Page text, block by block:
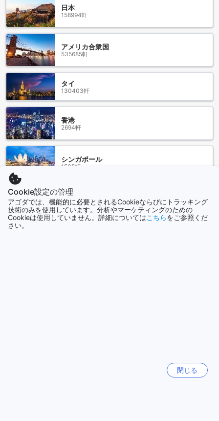
タカーサービスもご利用いただけるため、アレキパの美しい
景色を自分のペースで楽しむことが可能です。ホテル クリス
マールは、快適な移動手段を提供し、素晴らしい旅行体験を
サポートします。
ホテル クリスマールの客室設備
ホテル クリスマールでは、快適な滞在を実現するために充実
した客室設備を提供しています。各客室には、リラックスで
きる空間を演出するための専用リビングルームが完備されて
おり、ゆったりとした時間をお過ごしいただけます。また、
テレビや衛星放送/CATVが設置されており、さまざまなチャ
ンネルを楽しむことができます。
さらに、ミニバーや冷蔵庫も完備されており、冷たい飲み物
や軽食をいつでもお楽しみいただけます。バスルームには高
品質のトイレタリーとタオルが用意されており、快適なバス
タイムをサポートします。これらの設備が整ったホテル クリ
スマールで、心地よい滞在をお楽しみください。
ホテル クリスマールのダイニング施設
ホテル クリスマールでは、宿泊客に贅沢なダイニング体験を
提供しています。館内のカフェでは、選りすぐりのコーヒー
アレキパの中心に位置するホテル クリスマールでは、さまざ
日本
158994軒
アメリカ合衆国
535685軒
タイ
130403軒
香港
2694軒
シンガポール
1505軒
全て表示
Cookie設定の管理
アゴダでは、機能的に必要とされるCookieならびにトラッキング
技術のみを使用しています。分析やマーケティングのための
Cookieは使用していません。詳細についてはこちらをご参照くだ
さい。
閉じる